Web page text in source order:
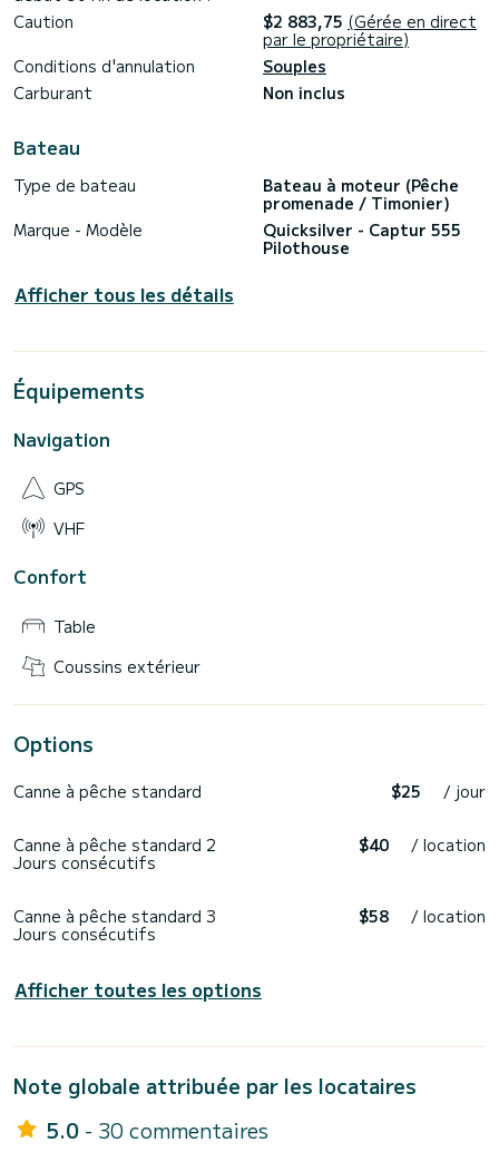
Caution
$2 883,75 (Gérée en direct
par le propriétaire)
Conditions d'annulation
Souples
Carburant
Non inclus
Bateau
Type de bateau
Bateau à moteur (Pêche
promenade / Timonier)
Marque - Modèle
Quicksilver - Captur 555
Pilothouse
Afficher tous les détails
Équipements
Navigation
GPS
VHF
Confort
Table
Coussins extérieur
Options
Canne à pêche standard $25 / jour
Canne à pêche standard 2
Jours consécutifs
$40 / location
Canne à pêche standard 3
Jours consécutifs
$58 / location
Afficher toutes les options
Note globale attribuée par les locataires
5.0 - 30 commentaires